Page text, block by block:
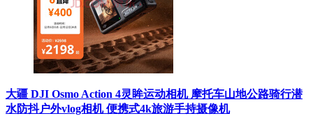
大疆 DJI Osmo Action 4灵眸运动相机 摩托车山地公路骑行潜
水防抖户外vlog相机 便携式4k旅游手持摄像机